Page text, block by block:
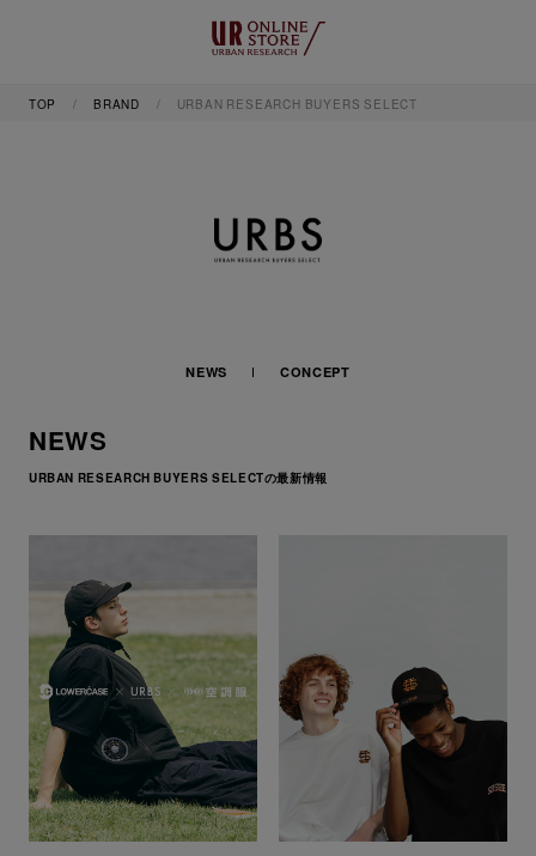
TOP BRAND URBAN RESEARCH BUYERS SELECT
NEWS CONCEPT
NEWS
URBAN RESEARCH BUYERS SELECTの最新情報